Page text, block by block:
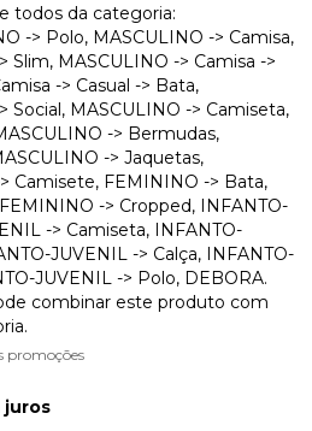
todos da categoria:
-> Polo, MASCULINO -> Camisa,
Slim, MASCULINO -> Camisa ->
-> Casual -> Bata,
Social, MASCULINO -> Camiseta,
-> Bermudas,
-> Jaquetas,
Camisete, FEMININO -> Bata,
-> Cropped, INFANTO-
-> Camiseta, INFANTO-
JUVENIL -> Calça, INFANTO-
JUVENIL -> Polo, DEBORA.
combinar este produto com
promoções
juros